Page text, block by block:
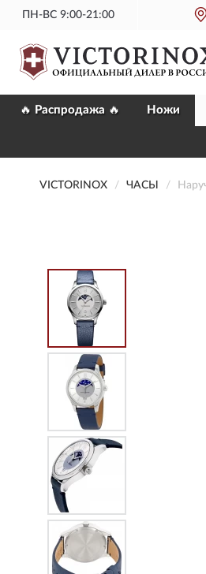
ПН-ВС 9:00-21:00
🔥 Распродажа 🔥 Ножи
VICTORINOX ЧАСЫ